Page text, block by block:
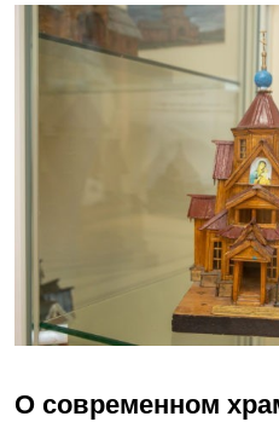
О современном